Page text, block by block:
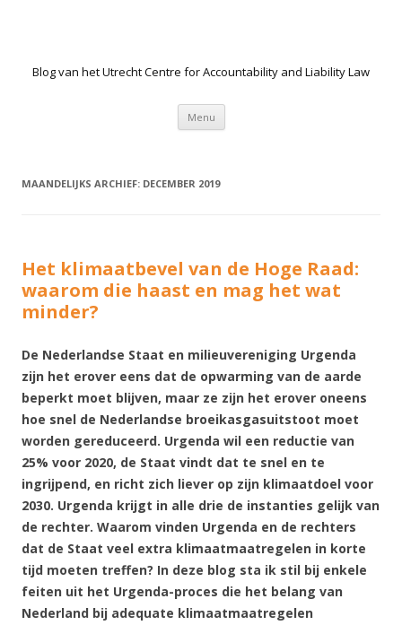
Blog van het Utrecht Centre for Accountability and Liability Law
Menu Spring naar de inhoud
MAANDELIJKS ARCHIEF: DECEMBER 2019
Het klimaatbevel van de Hoge Raad:
waarom die haast en mag het wat
minder?
De Nederlandse Staat en milieuvereniging Urgenda
zijn het erover eens dat de opwarming van de aarde
beperkt moet blijven, maar ze zijn het erover oneens
hoe snel de Nederlandse broeikasgasuitstoot moet
worden gereduceerd. Urgenda wil een reductie van
25% voor 2020, de Staat vindt dat te snel en te
ingrijpend, en richt zich liever op zijn klimaatdoel voor
2030. Urgenda krijgt in alle drie de instanties gelijk van
de rechter. Waarom vinden Urgenda en de rechters
dat de Staat veel extra klimaatmaatregelen in korte
tijd moeten treffen? In deze blog sta ik stil bij enkele
feiten uit het Urgenda-proces die het belang van
Nederland bij adequate klimaatmaatregelen